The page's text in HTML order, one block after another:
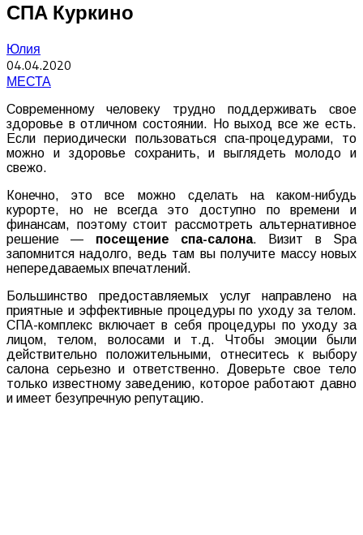
СПА Куркино
Юлия
04.04.2020
МЕСТА
Современному человеку трудно поддерживать свое
здоровье в отличном состоянии. Но выход все же есть.
Если периодически пользоваться спа-процедурами, то
можно и здоровье сохранить, и выглядеть молодо и
свежо.
Конечно, это все можно сделать на каком-нибудь
курорте, но не всегда это доступно по времени и
финансам, поэтому стоит рассмотреть альтернативное
решение — посещение спа-салона. Визит в Spa
запомнится надолго, ведь там вы получите массу новых
непередаваемых впечатлений.
Большинство предоставляемых услуг направлено на
приятные и эффективные процедуры по уходу за телом.
СПА-комплекс включает в себя процедуры по уходу за
лицом, телом, волосами и т.д. Чтобы эмоции были
действительно положительными, отнеситесь к выбору
салона серьезно и ответственно. Доверьте свое тело
только известному заведению, которое работают давно
и имеет безупречную репутацию.